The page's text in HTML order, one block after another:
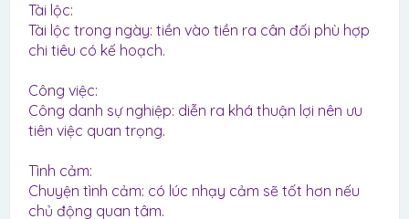
Tài lộc:
Tài lộc trong ngày: tiền vào tiền ra cân đối phù hợp
chi tiêu có kế hoạch.
Công việc:
Công danh sự nghiệp: diễn ra khá thuận lợi nên ưu
tiên việc quan trọng.
Tình cảm:
Chuyện tình cảm: có lúc nhạy cảm sẽ tốt hơn nếu
chủ động quan tâm.